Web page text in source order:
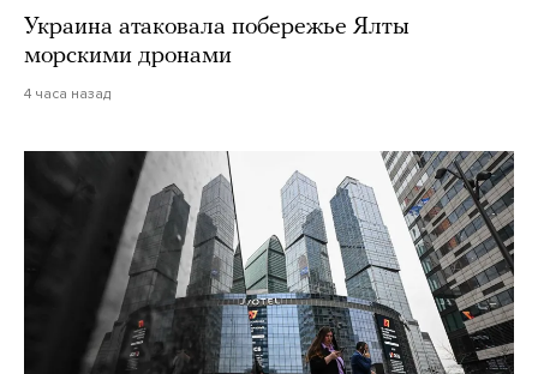
Украина атаковала побережье Ялты
морскими дронами
4 часа назад